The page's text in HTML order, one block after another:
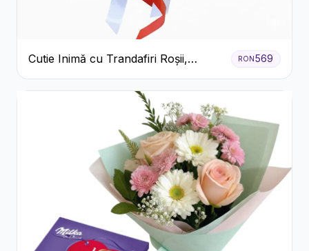
Cutie Inimă cu Trandafiri Roșii,
Crizanteme Albe și Bomboane
Raffaello
RON569